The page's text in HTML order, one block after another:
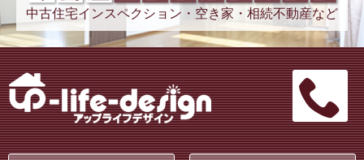
中古住宅インスペクション・空き家・相続不動産など